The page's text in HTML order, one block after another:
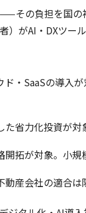
その負担を国
）がAI・DXツー
・SaaSの導入が
省力化投資が対
拓が対象。小規
産会社の適合は